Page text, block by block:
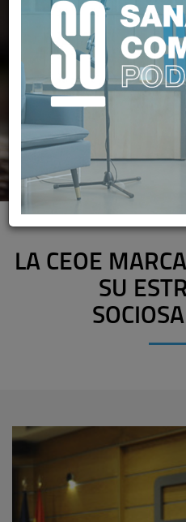
IDIS EN
LA CEOE
SU